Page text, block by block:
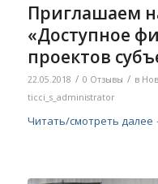
Приглашаем
«Доступное
проектов
22.05.2018 / 0 Отзывы / в
ticci_s_administrator
Читать/смотреть далее